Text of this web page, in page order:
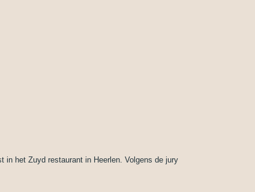
in het Zuyd restaurant in Heerlen. Volgens de jury